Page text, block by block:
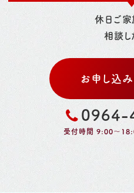
休日ご家
相談
お申し込み
0964-
受付時間 9:00～